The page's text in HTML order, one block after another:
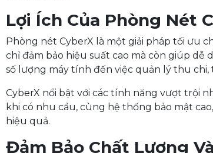
Lợi Ích Của Phòng Nét
Phòng nét CyberX là một giải pháp tối ưu
chỉ đảm bảo hiệu suất cao mà còn giúp dễ
số lượng máy tính đến việc quản lý thu
CyberX nổi bật với các tính năng vượt trội
khi có nhu cầu, cùng hệ thống bảo mật
hiệu quả.
Đảm Bảo Chất Lượng